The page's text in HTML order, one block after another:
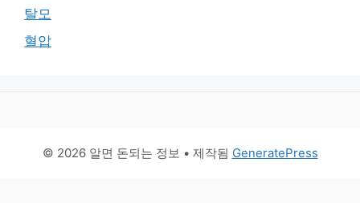
탈모
혈압
© 2026 알면 돈되는 정보 • 제작됨 GeneratePress